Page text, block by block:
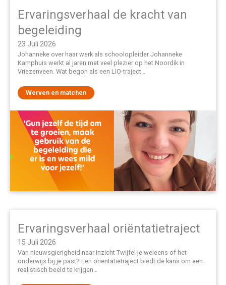
Ervaringsverhaal de kracht van
begeleiding
23 Juli 2026
Johanneke over haar werk als schoolopleider Johanneke
Kamphuis werkt al jaren met veel plezier op het Noordik in
Vriezenveen. Wat begon als een LIO-traject…
Werven en matchen
Ervaringsverhaal oriëntatietraject
15 Juli 2026
Van nieuwsgierigheid naar inzicht Twijfel je weleens of het
onderwijs bij je past? Een oriëntatietraject biedt de kans om een
realistisch beeld te krijgen…